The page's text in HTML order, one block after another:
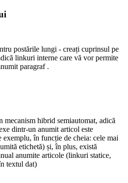
postările lungi - creați cuprinsul pe
linkuri interne care vă vor permite
paragraf .
mecanism hibrid semiautomat, adică
dintr-un anumit articol este
exemplu, în funcție de cheia: cele mai
etichetă) și, în plus, există
anumite articole (linkuri statice,
textul dat)